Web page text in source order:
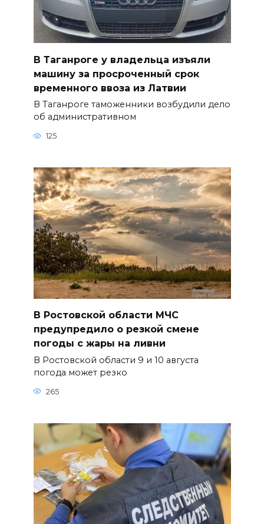
В Таганроге у владельца изъяли
машину за просроченный срок
временного ввоза из Латвии
В Таганроге таможенники возбудили дело
об административном
125
В Ростовской области МЧС
предупредило о резкой смене
погоды с жары на ливни
В Ростовской области 9 и 10 августа
погода может резко
265